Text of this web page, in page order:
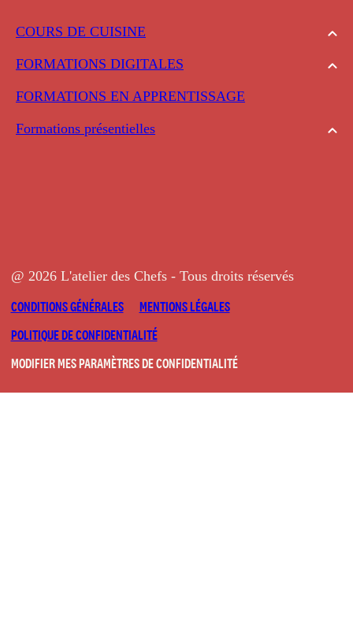
COURS DE CUISINE
FORMATIONS DIGITALES
FORMATIONS EN APPRENTISSAGE
Formations présentielles
@ 2026 L'atelier des Chefs - Tous droits réservés
CONDITIONS GÉNÉRALES
MENTIONS LÉGALES
POLITIQUE DE CONFIDENTIALITÉ
MODIFIER MES PARAMÈTRES DE CONFIDENTIALITÉ